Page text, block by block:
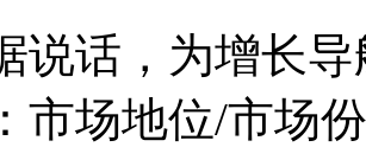
说话，为增长导
市场地位/市场